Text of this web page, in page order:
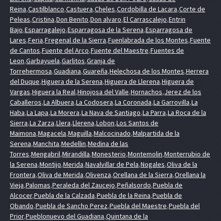
Reina,Castilblanco,Castuera,Cheles,Cordobilla de Lacara,Corte de
Peleas,Cristina,Don Benito,Don alvaro,El Carrascalejo,Entrin
Bajo,Esparragalejo,Esparragosa de la Serena,Esparragosa de
Lares,Feria,Fregenal de la Sierra,Fuenlabrada de los Montes,Fuente
de Cantos,Fuente del Arco,Fuente del Maestre,Fuentes de
Leon,Garbayuela,Garlitos,Granja de
Torrehermosa,Guadiana,Guareña,Helechosa de los Montes,Herrera
del Duque,Higuera de la Serena,Higuera de Llerena,Higuera de
Vargas,Higuera la Real,Hinojosa del Valle,Hornachos,Jerez de los
Caballeros,La Albuera,La Codosera,La Coronada,La Garrovilla,La
Haba,La Lapa,La Morera,La Nava de Santiago,La Parra,La Roca de la
Sierra,La Zarza,Llera,Llerena,Lobon,Los Santos de
Maimona,Magacela,Maguilla,Malcocinado,Malpartida de la
Serena,Manchita,Medellin,Medina de las
Torres,Mengabril,Mirandilla,Monesterio,Montemolin,Monterrubio de
la Serena,Montijo,Merida,Navalvillar de Pela,Nogales,Oliva de la
Frontera,Oliva de Merida,Olivenza,Orellana de la Sierra,Orellana la
Vieja,Palomas,Peraleda del Zaucejo,Peñalsordo,Puebla de
Alcocer,Puebla de la Calzada,Puebla de la Reina,Puebla de
Obando,Puebla de Sancho Perez,Puebla del Maestre,Puebla del
Prior,Pueblonuevo del Guadiana,Quintana de la